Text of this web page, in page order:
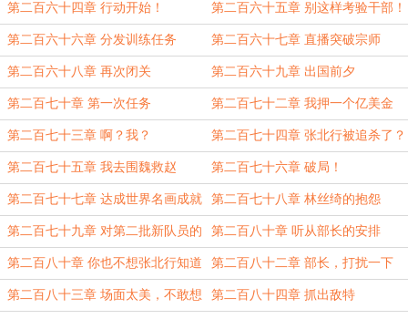
第二百六十四章 行动开始！ 第二百六十五章 别这样考验干部！
第二百六十六章 分发训练任务 第二百六十七章 直播突破宗师
第二百六十八章 再次闭关 第二百六十九章 出国前夕
第二百七十章 第一次任务 第二百七十二章 我押一个亿美金
第二百七十三章 啊？我？ 第二百七十四章 张北行被追杀了？
第二百七十五章 我去围魏救赵 第二百七十六章 破局！
第二百七十七章 达成世界名画成就 第二百七十八章 林丝绮的抱怨
第二百七十九章 对第二批新队员的
训话
第二百八十章 听从部长的安排
第二百八十章 你也不想张北行知道
你虐待他手下的事情吧？
第二百八十二章 部长，打扰一下
第二百八十三章 场面太美，不敢想 第二百八十四章 抓出敌特